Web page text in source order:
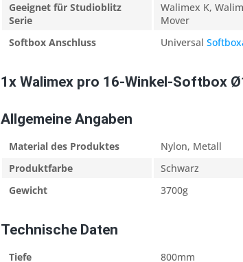
Geeignet für Studioblitz
Serie
Walimex K,
Mover
Softbox Anschluss
Universal
1x Walimex pro 16-Winkel-Softbox
Allgemeine Angaben
Material des Produktes
Nylon, Metall
Produktfarbe
Schwarz
Gewicht
3700g
Technische Daten
Tiefe
800mm